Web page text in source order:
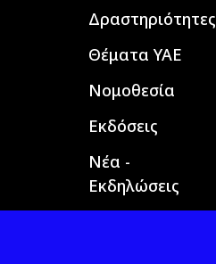
Δραστηριότητες
Θέματα ΥΑΕ
Νομοθεσία
Εκδόσεις
Νέα -
Εκδηλώσεις